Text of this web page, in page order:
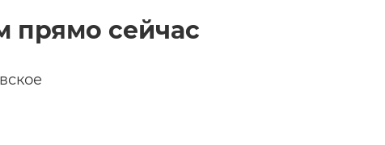
прямо сейчас